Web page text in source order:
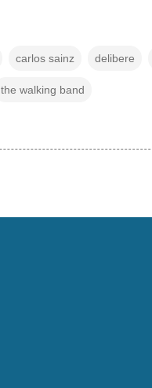
carlos sainz delibere
the walking band